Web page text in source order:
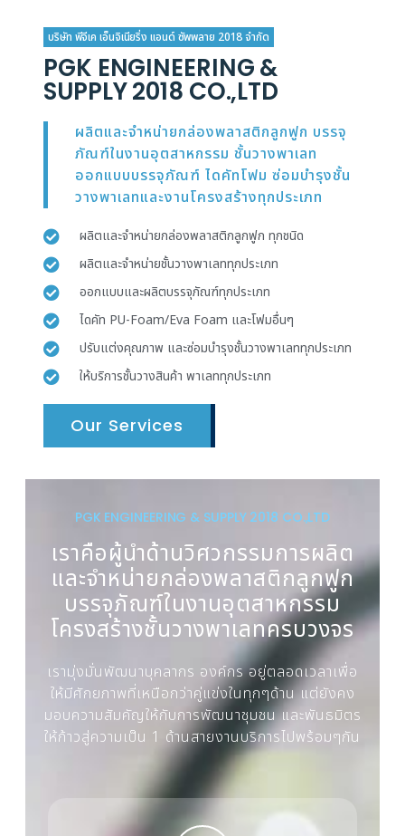
บริษัท พีจีเค เอ็นจิเนียริ่ง แอนด์ ซัพพลาย 2018 จำกัด
PGK ENGINEERING &
SUPPLY 2018 CO.,LTD
ผลิตและจำหน่ายกล่องพลาสติกลูกฟูก บรรจุ
ภัณฑ์ในงานอุตสาหกรรม ชั้นวางพาเลท
ออกแบบบรรจุภัณฑ์ ไดคัทโฟม ซ่อมบำรุงชั้น
วางพาเลทและงานโครงสร้างทุกประเภท
ผลิตและจำหน่ายกล่องพลาสติกลูกฟูก ทุกชนิด
ผลิตและจำหน่ายชั้นวางพาเลททุกประเภท
ออกแบบและผลิตบรรจุภัณฑ์ทุกประเภท
ไดคัท PU-Foam/Eva Foam และโฟมอื่นๆ
ปรับแต่งคุณภาพ และซ่อมบำรุงชั้นวางพาเลททุกประเภท
ให้บริการชั้นวางสินค้า พาเลททุกประเภท
Our Services
PGK ENGINEERING & SUPPLY 2018 CO.,LTD
เราคือผู้นำด้านวิศวกรรมการผลิต
และจำหน่ายกล่องพลาสติกลูกฟูก
บรรจุภัณฑ์ในงานอุตสาหกรรม
โครงสร้างชั้นวางพาเลทครบวงจร
เรามุ่งมั่นพัฒนาบุคลากร องค์กร อยู่ตลอดเวลาเพื่อ
ให้มีศักยภาพที่เหนือกว่าคู่แข่งในทุกๆด้าน แต่ยังคง
มอบความสัมคัญให้กับการพัฒนาชุมชน และพันธมิตร
ให้ก้าวสู่ความเป็น 1 ด้านสายงานบริการไปพร้อมๆกัน